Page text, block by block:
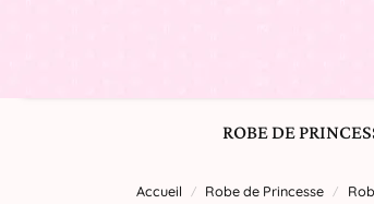
ROBE DE
Accueil / Robe de Princesse /